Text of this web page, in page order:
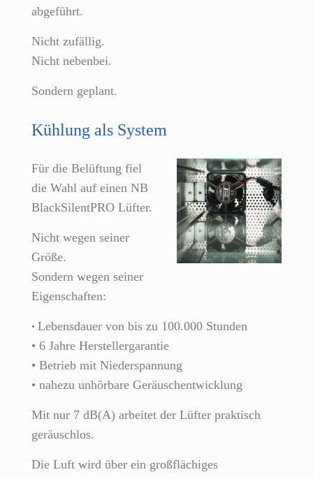
abgeführt.
Nicht zufällig.
Nicht nebenbei.
Sondern geplant.
Kühlung als System
Für die Belüftung fiel
die Wahl auf einen NB
BlackSilentPRO Lüfter.
Nicht wegen seiner
Größe.
Sondern wegen seiner
Eigenschaften:
• Lebensdauer von bis zu 100.000 Stunden
• 6 Jahre Herstellergarantie
• Betrieb mit Niederspannung
• nahezu unhörbare Geräuschentwicklung
Mit nur 7 dB(A) arbeitet der Lüfter praktisch
geräuschlos.
Die Luft wird über ein großflächiges